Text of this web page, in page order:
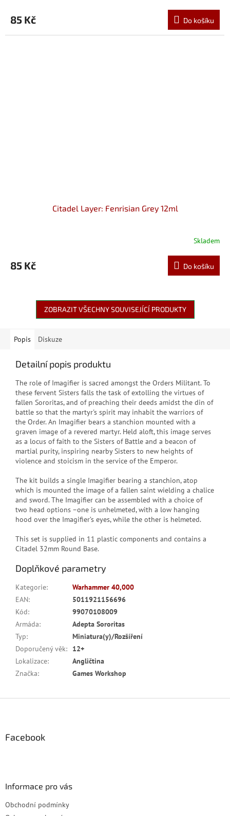
85 Kč Do košíku
Citadel Layer: Fenrisian Grey 12ml
Skladem
85 Kč Do košíku
ZOBRAZIT VŠECHNY SOUVISEJÍCÍ PRODUKTY
Popis Diskuze
Detailní popis produktu
The role of Imagifier is sacred amongst the Orders Militant. To
these fervent Sisters falls the task of extolling the virtues of
fallen Sororitas, and of preaching their deeds amidst the din of
battle so that the martyr's spirit may inhabit the warriors of
the Order. An Imagifier bears a stanchion mounted with a
graven image of a revered martyr. Held aloft, this image serves
as a locus of faith to the Sisters of Battle and a beacon of
martial purity, inspiring nearby Sisters to new heights of
violence and stoicism in the service of the Emperor.
The kit builds a single Imagifier bearing a stanchion, atop
which is mounted the image of a fallen saint wielding a chalice
and sword. The Imagifier can be assembled with a choice of
two head options –one is unhelmeted, with a low hanging
hood over the Imagifier’s eyes, while the other is helmeted.
This set is supplied in 11 plastic components and contains a
Citadel 32mm Round Base.
Doplňkové parametry
Kategorie:
Warhammer 40,000
EAN:
5011921156696
Kód:
99070108009
Armáda:
Adepta Sororitas
Typ:
Miniatura(y)/Rozšíření
Doporučený věk:
12+
Lokalizace:
Angličtina
Značka: Games Workshop
Facebook
Informace pro vás
Obchodní podmínky